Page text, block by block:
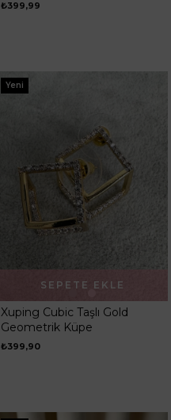
₺399,99
Xuping Cubic Taşlı Gold
Geometrik Küpe
₺399,90
SEPETE EKLE
Yeni